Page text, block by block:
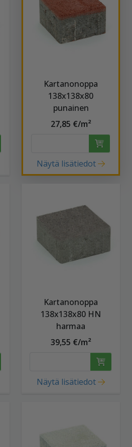
Kartanonoppa
138x138x80
punainen
27,85 €/m²
Näytä lisätiedot
Kartanonoppa
138x138x80 HN
harmaa
39,55 €/m²
Näytä lisätiedot